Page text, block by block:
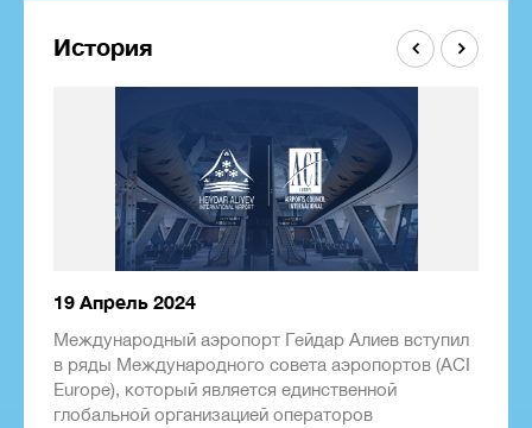
История
19 Апрель 2024
Международный аэропорт Гейдар Алиев вступил
в ряды Международного совета аэропортов (ACI
Europe), который является единственной
глобальной организацией операторов